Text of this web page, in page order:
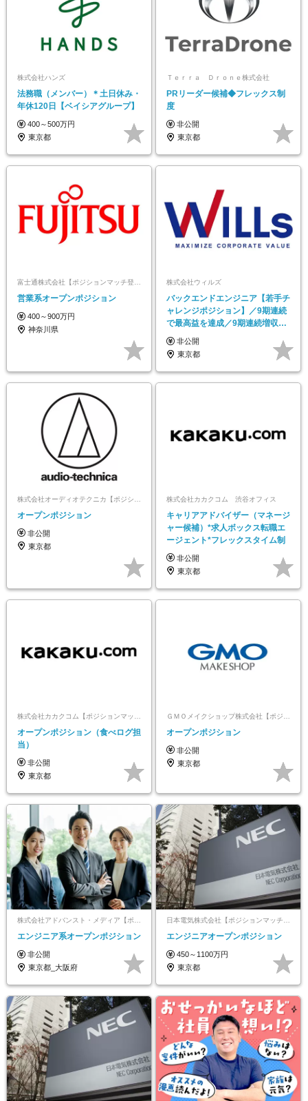
株式会社ハンズ
法務職（メンバー）＊土日休み・
年休120日【ベイシアグループ】
400～500万円
東京都
Ｔｅｒｒａ Ｄｒｏｎｅ株式会社
PRリーダー候補◆フレックス制
度
非公開
東京都
富士通株式会社【ポジションマッチ登録】
営業系オープンポジション
400～900万円
神奈川県
株式会社ウィルズ
バックエンドエンジニア【若手チ
ャレンジポジション】／9期連続
で最高益を達成／9期連続増収・
CAGR20%超
非公開
東京都
オープンポジション
非公開
東京都
株式会社カカクコム 渋谷オフィス
キャリアアドバイザー（マネージ
ャー候補）*求人ボックス転職エ
ージェント*フレックスタイム制
非公開
東京都
オープンポジション（食べログ担
当）
非公開
東京都
オープンポジション
非公開
東京都
株式会社アドバンスト・メディア【ポジションマッチ登録】
エンジニア系オープンポジション
非公開
東京都_大阪府
日本電気株式会社【ポジションマッチ登録】
エンジニアオープンポジション
450～1100万円
東京都